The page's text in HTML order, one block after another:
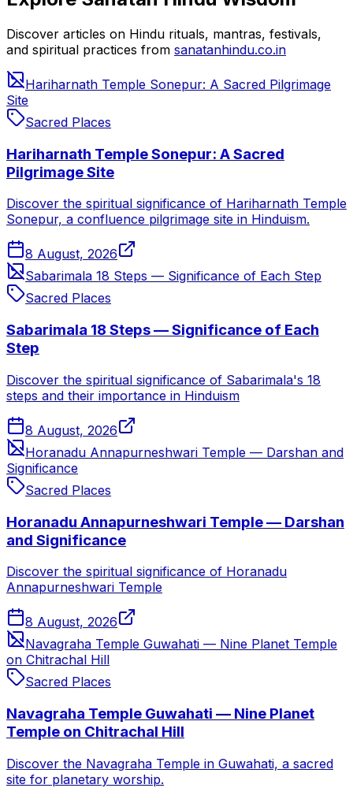
Discover articles on Hindu rituals, mantras, festivals,
and spiritual practices from sanatanhindu.co.in
Hariharnath Temple Sonepur: A Sacred Pilgrimage
Site
Sacred Places
Hariharnath Temple Sonepur: A Sacred
Pilgrimage Site
Discover the spiritual significance of Hariharnath Temple
Sonepur, a confluence pilgrimage site in Hinduism.
8 August, 2026
Sabarimala 18 Steps — Significance of Each Step
Sacred Places
Sabarimala 18 Steps — Significance of Each
Step
Discover the spiritual significance of Sabarimala's 18
steps and their importance in Hinduism
8 August, 2026
Horanadu Annapurneshwari Temple — Darshan and
Significance
Sacred Places
Horanadu Annapurneshwari Temple — Darshan
and Significance
Discover the spiritual significance of Horanadu
Annapurneshwari Temple
8 August, 2026
Navagraha Temple Guwahati — Nine Planet Temple
on Chitrachal Hill
Sacred Places
Navagraha Temple Guwahati — Nine Planet
Temple on Chitrachal Hill
Discover the Navagraha Temple in Guwahati, a sacred
site for planetary worship.